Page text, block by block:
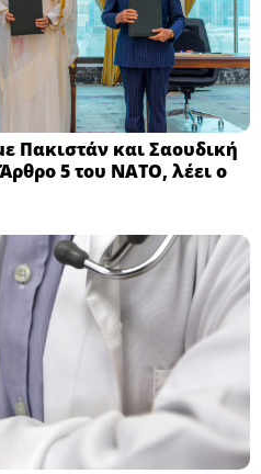
Πακιστάν και Σαουδική
5 του ΝΑΤΟ, λέει ο